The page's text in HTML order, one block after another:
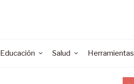
Educación Salud Herramientas